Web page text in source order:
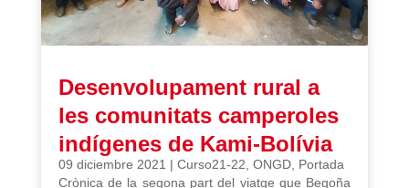
Desenvolupament rural a
les comunitats camperoles
indígenes de Kami-Bolívia
09 diciembre 2021 | Curso21-22 ONGD, Portada
Crònica de la segona part del viatge que Begoña